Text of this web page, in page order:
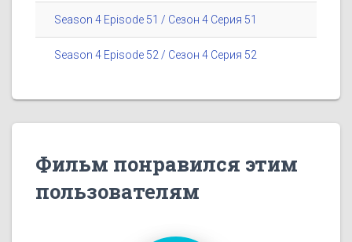
Season 4 Episode 51 / Сезон 4 Серия 51
Season 4 Episode 52 / Сезон 4 Серия 52
Фильм понравился этим
пользователям